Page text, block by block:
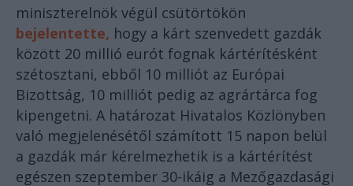
miniszterelnök végül csütörtökön
bejelentette, hogy a kárt szenvedett gazdák
között 20 millió eurót fognak kártérítésként
szétosztani, ebből 10 milliót az Európai
Bizottság, 10 milliót pedig az agrártárca fog
kipengetni. A határozat Hivatalos Közlönyben
való megjelenésétől számított 15 napon belül
a gazdák már kérelmezhetik is a kártérítést
egészen szeptember 30-ikáig a Mezőgazdasági